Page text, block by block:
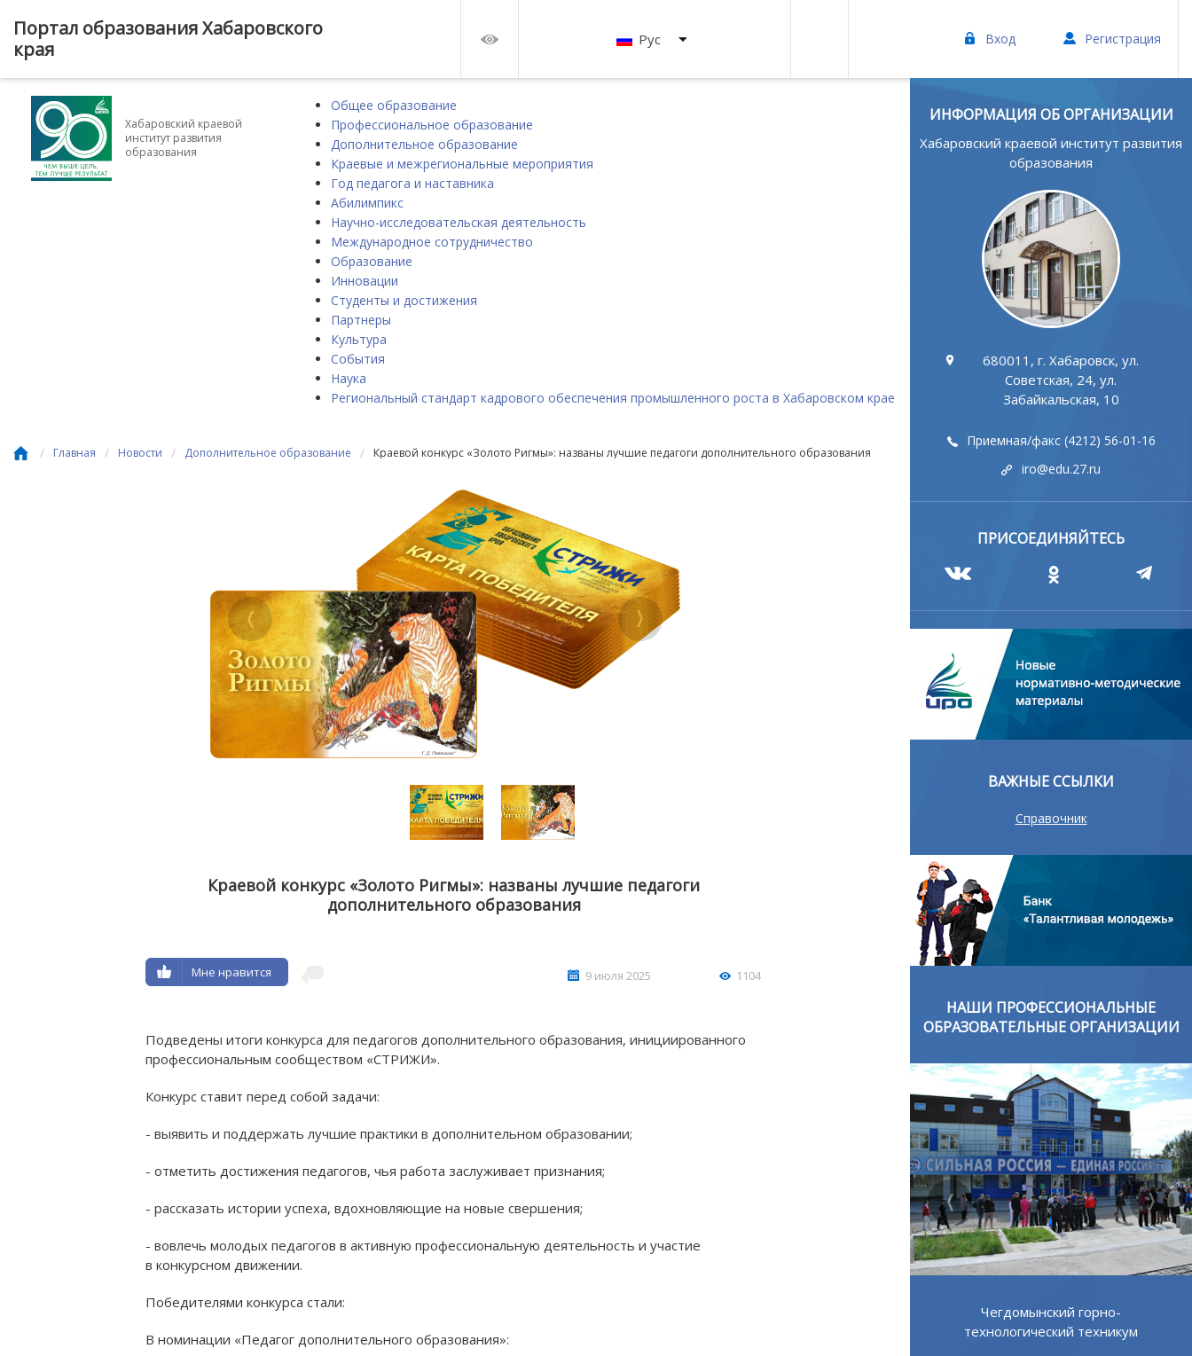
Портал образования Хабаровского
края
Рус Вход Регистрация
ИНФОРМАЦИЯ ОБ ОРГАНИЗАЦИИ
Хабаровский краевой институт развития
образования
680011, г. Хабаровск, ул.
Советская, 24, ул.
Забайкальская, 10
Приемная/факс (4212) 56-01-16
iro@edu.27.ru
ПРИСОЕДИНЯЙТЕСЬ
ВАЖНЫЕ ССЫЛКИ
Справочник
Амурский политехнический
развития образования
НАШИ ПРОФЕССИОНАЛЬНЫЕ
ОБРАЗОВАТЕЛЬНЫЕ ОРГАНИЗАЦИИ
Хабаровский дорожно-
строительный техникум
Хабаровский краевой
институт развития
образования
Общее образование
Профессиональное образование
Дополнительное образование
Краевые и межрегиональные мероприятия
Год педагога и наставника
Абилимпикс
Научно-исследовательская деятельность
Международное сотрудничество
Образование
Инновации
Студенты и достижения
Партнеры
Культура
События
Наука
Региональный стандарт кадрового обеспечения промышленного роста в Хабаровском крае
/ Главная / Новости / Дополнительное образование / Краевой конкурс «Золото Ригмы»: названы лучшие педагоги дополнительного образования
Краевой конкурс «Золото Ригмы»: названы лучшие педагоги
дополнительного образования
Мне нравится 9 июля 2025 1104
Подведены итоги конкурса для педагогов дополнительного образования, инициированного
профессиональным сообществом «СТРИЖИ».
Конкурс ставит перед собой задачи:
- выявить и поддержать лучшие практики в дополнительном образовании;
- отметить достижения педагогов, чья работа заслуживает признания;
- рассказать истории успеха, вдохновляющие на новые свершения;
- вовлечь молодых педагогов в активную профессиональную деятельность и участие
в конкурсном движении.
Победителями конкурса стали:
В номинации «Педагог дополнительного образования»: